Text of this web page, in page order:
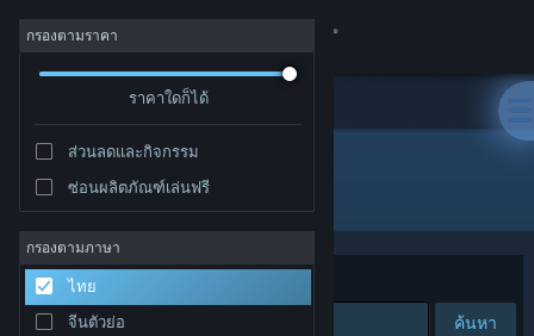
เข้าสู่ระบบ
ชุมชน
เกี่ยวกับ
ฝ่ายสนับสนุน
กรองตามราคา
ราคาใดก็ได้
ส่วนลดและกิจกรรม
ซ่อนผลิตภัณฑ์เล่นฟรี
กรองตามภาษา
ไทย
จีนตัวย่อ
ผู้พัฒนา: Eliser Wiedemann
จัดเรียงตาม
ค้นหา